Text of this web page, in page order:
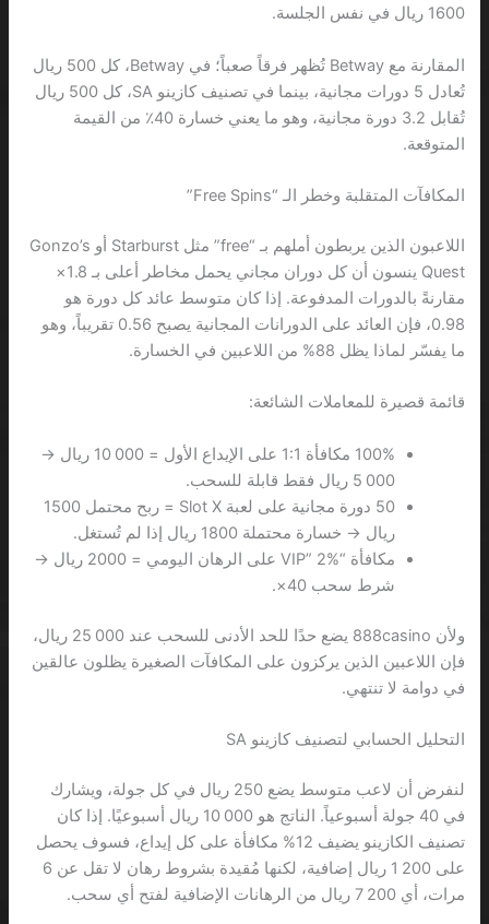
1600 ريال في نفس الجلسة.
المقارنة مع Betway تُظهر فرقاً صعباً؛ في Betway، كل 500 ريال
تُعادل 5 دورات مجانية، بينما في تصنيف كازينو SA، كل 500 ريال
تُقابل 3.2 دورة مجانية، وهو ما يعني خسارة 40٪ من القيمة
المتوقعة.
المكافآت المتقلبة وخطر الـ “Free Spins”
اللاعبون الذين يربطون أملهم بـ “free” مثل Starburst أو Gonzo’s
Quest ينسون أن كل دوران مجاني يحمل مخاطر أعلى بـ 1.8×
مقارنةً بالدورات المدفوعة. إذا كان متوسط عائد كل دورة هو
0.98، فإن العائد على الدورانات المجانية يصبح 0.56 تقريباً، وهو
ما يفسّر لماذا يظل 88% من اللاعبين في الخسارة.
قائمة قصيرة للمعاملات الشائعة:
100% مكافأة 1:1 على الإيداع الأول = 10 000 ريال →
5 000 ريال فقط قابلة للسحب.
50 دورة مجانية على لعبة Slot X = ربح محتمل 1500
ريال → خسارة محتملة 1800 ريال إذا لم تُستغل.
مكافأة “VIP” 2% على الرهان اليومي = 2000 ريال →
شرط سحب 40×.
ولأن 888casino يضع حدًا للحد الأدنى للسحب عند 25 000 ريال،
فإن اللاعبين الذين يركزون على المكافآت الصغيرة يظلون عالقين
في دوامة لا تنتهي.
التحليل الحسابي لتصنيف كازينو SA
لنفرض أن لاعب متوسط يضع 250 ريال في كل جولة، ويشارك
في 40 جولة أسبوعياً. الناتج هو 10 000 ريال أسبوعيًا. إذا كان
تصنيف الكازينو يضيف 12% مكافأة على كل إيداع، فسوف يحصل
على 1 200 ريال إضافية، لكنها مُقيدة بشروط رهان لا تقل عن 6
مرات، أي 7 200 ريال من الرهانات الإضافية لفتح أي سحب.